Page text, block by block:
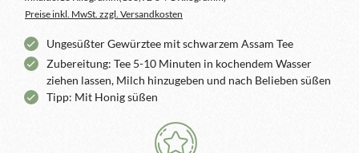
Preise inkl. MwSt. zzgl. Versandkosten
Ungesüßter Gewürztee mit schwarzem Assam Tee
Zubereitung: Tee 5-10 Minuten in kochendem Wasser
ziehen lassen, Milch hinzugeben und nach Belieben süßen
Tipp: Mit Honig süßen